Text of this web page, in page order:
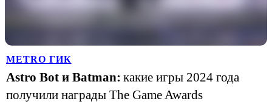
METRO ГИК
Astro Bot и Batman: какие игры 2024 года
получили награды The Game Awards